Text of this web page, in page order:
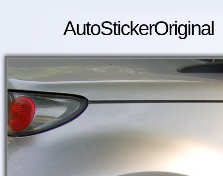
AutoStickerOriginal